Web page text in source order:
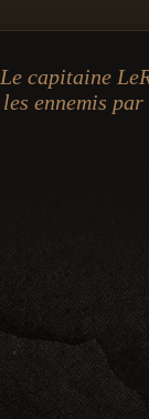
Le capitaine
les ennemis